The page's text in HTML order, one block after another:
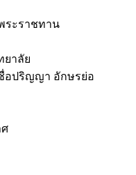
ระราชทาน
ยาลัย
อปริญญา อักษรย่อ